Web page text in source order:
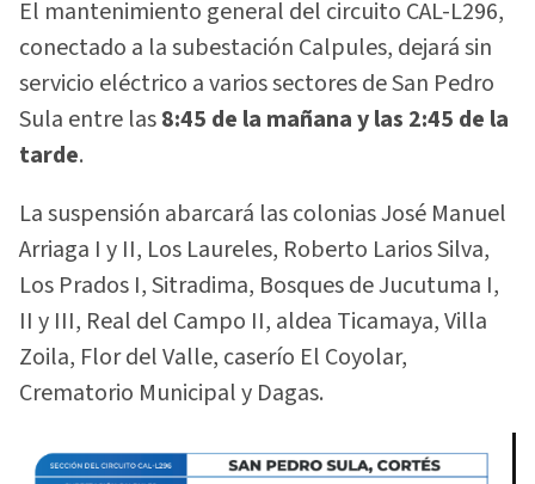
El mantenimiento general del circuito CAL-L296,
conectado a la subestación Calpules, dejará sin
servicio eléctrico a varios sectores de San Pedro
Sula entre las8:45 de la mañana y las 2:45 de la
tarde.
La suspensión abarcará las colonias José Manuel
Arriaga I y II, Los Laureles, Roberto Larios Silva,
Los Prados I, Sitradima, Bosques de Jucutuma I,
II y III, Real del Campo II, aldea Ticamaya, Villa
Zoila, Flor del Valle, caserío El Coyolar,
Crematorio Municipal y Dagas.